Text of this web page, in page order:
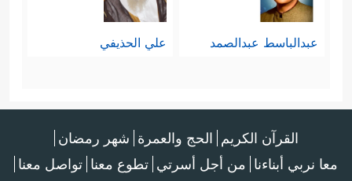
عبدالباسط عبدالصمد علي الحذيفي
القرآن الكريم الحج والعمرة شهر رمضان
معا نربي أبناءنا من أجل أسرتي تطوع معنا تواصل معنا